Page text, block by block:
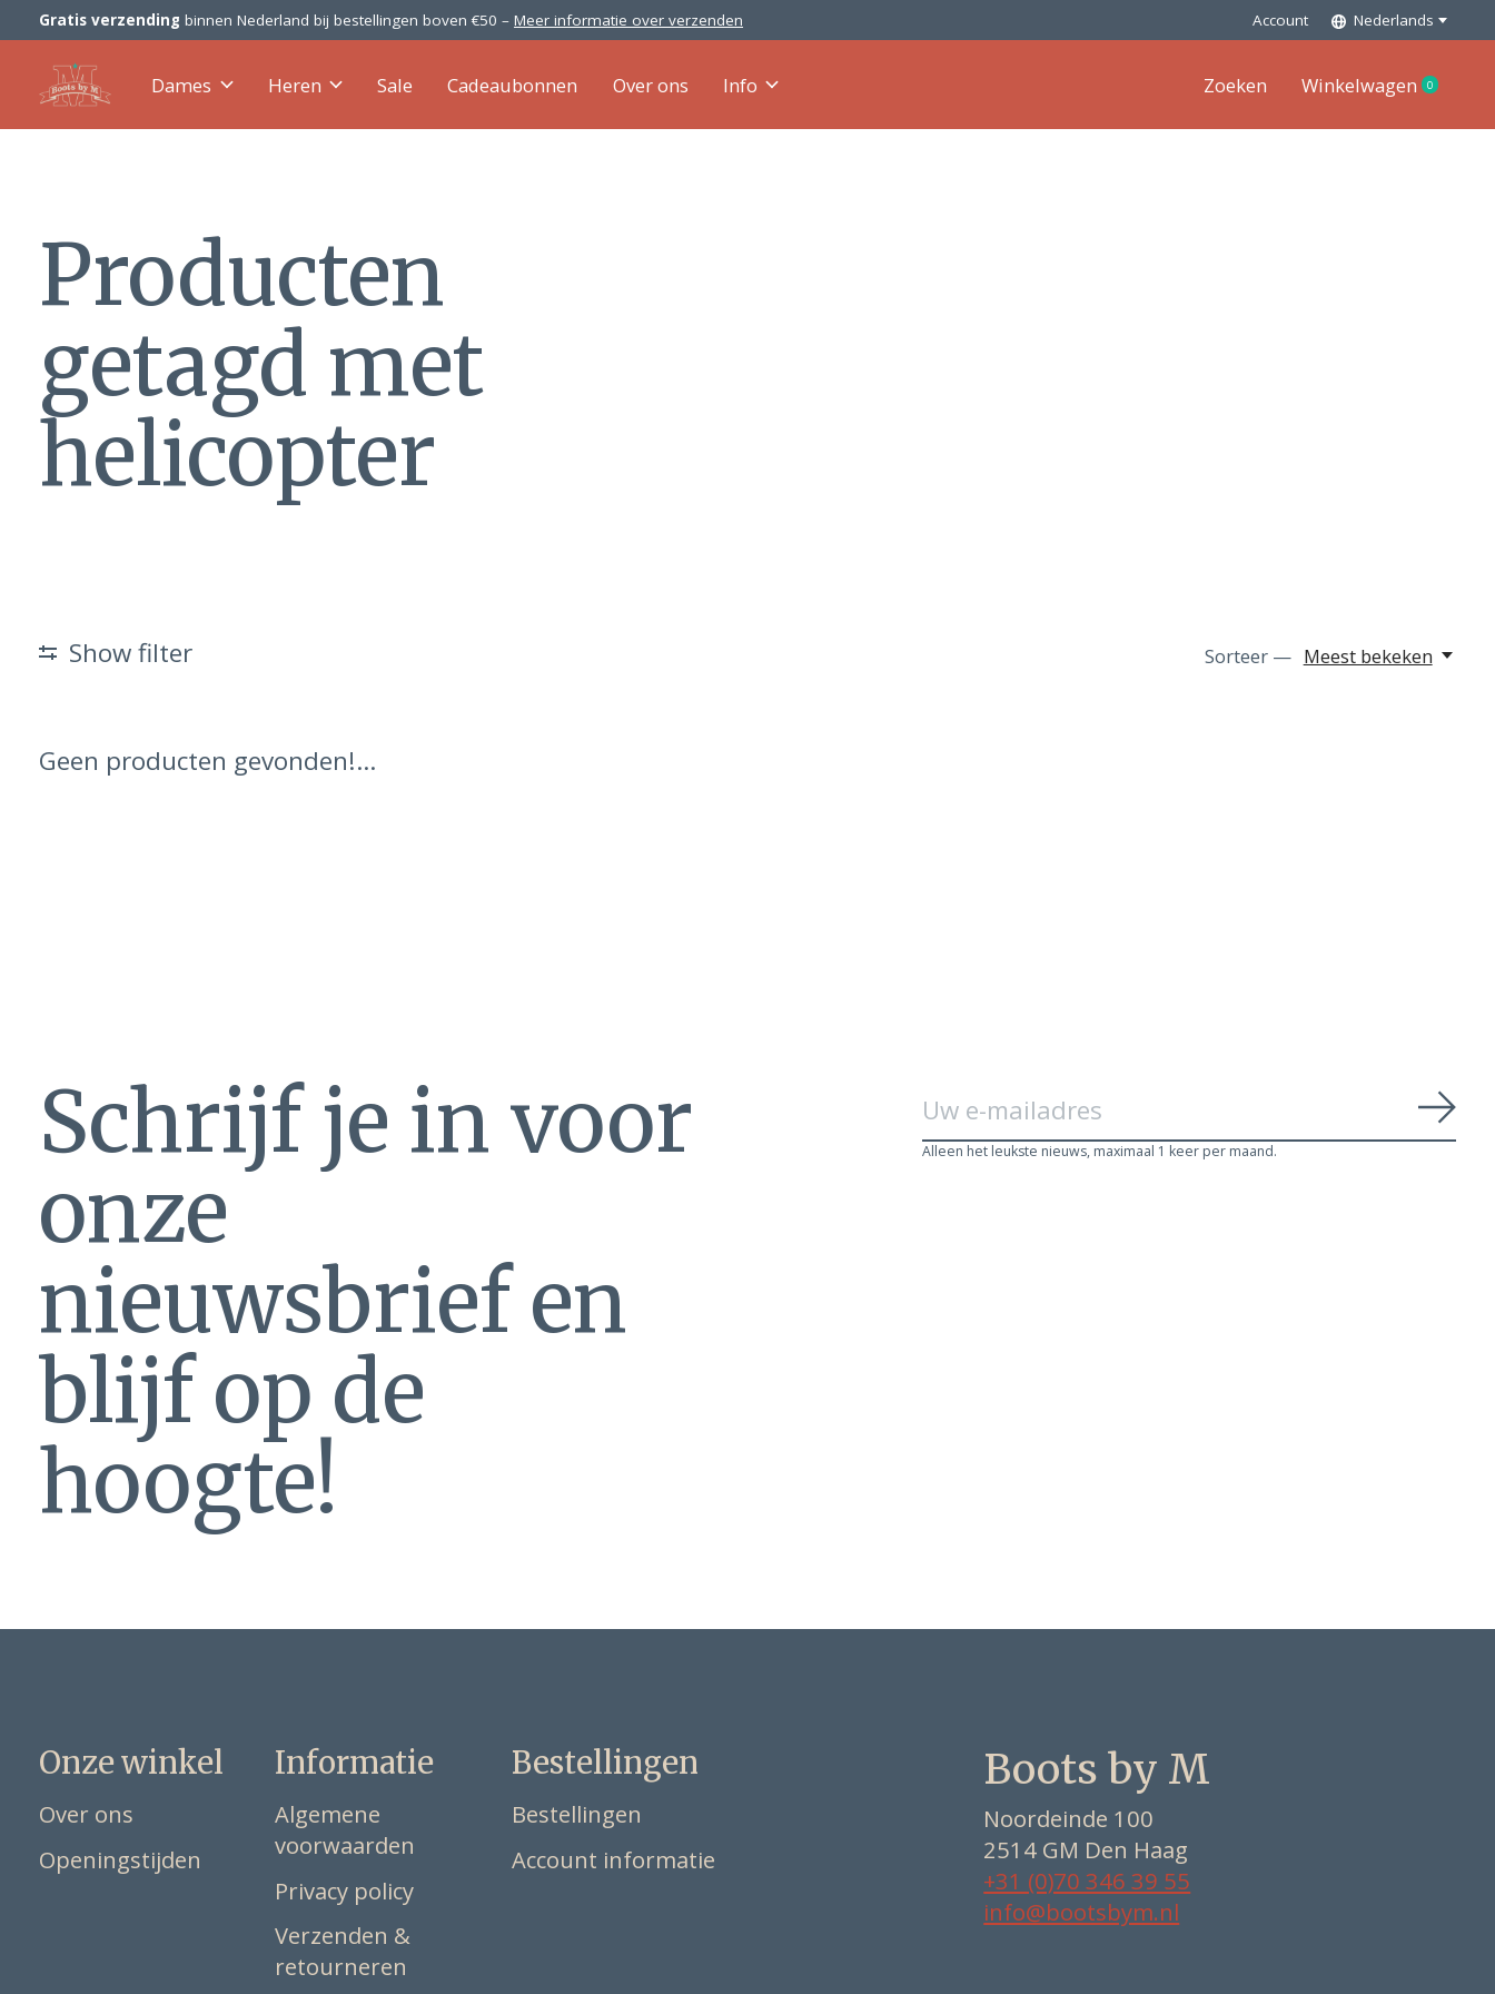
Gratis verzending binnen Nederland bij bestellingen boven €50 – Meer informatie over verzenden Account Nederlands
Dames Heren Sale Cadeaubonnen Over ons Info Zoeken Winkelwagen 0items
Producten
getagd met
helicopter
Show filter Sorteer — Meest bekeken
Geen producten gevonden!...
Schrijf je in voor
onze
nieuwsbrief en
blijf op de
hoogte!
Alleen het leukste nieuws, maximaal 1 keer per maand.
Onze winkel
Over ons
Openingstijden
Informatie
Algemene
voorwaarden
Privacy policy
Verzenden &
retourneren
Bestellingen
Bestellingen
Account informatie
Boots by M
Noordeinde 100
2514 GM Den Haag
+31 (0)70 346 39 55
info@bootsbym.nl